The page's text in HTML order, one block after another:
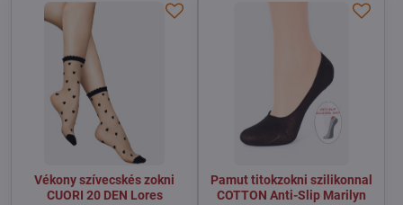
Vékony szívecskés zokni
CUORI 20 DEN Lores
Pamut titokzokni szilikonnal
COTTON Anti-Slip Marilyn